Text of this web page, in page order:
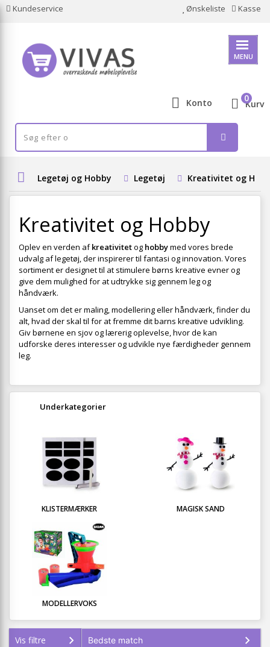
Kundeservice Ønskeliste Kasse
MENU
Konto Kurv
0
Legetøj og Hobby Legetøj Kreativitet og
Kreativitet og Hobby
Oplev en verden afkreativitetog hobbymed vores brede
udvalg af legetøj, der inspirerer til fantasi og innovation. Vores
sortiment er designet til at stimulere børns kreative evner og
give dem mulighed for at udtrykke sig gennem leg og
håndværk.
Uanset om det er maling, modellering eller håndværk, finder du
alt, hvad der skal til for at fremme dit barns kreative udvikling.
Giv børnene en sjov og lærerig oplevelse, hvor de kan
udforske deres interesser og udvikle nye færdigheder gennem
leg.
Underkategorier
KLISTERMÆRKER MAGISK SAND
MODELLERVOKS
Vis filtre